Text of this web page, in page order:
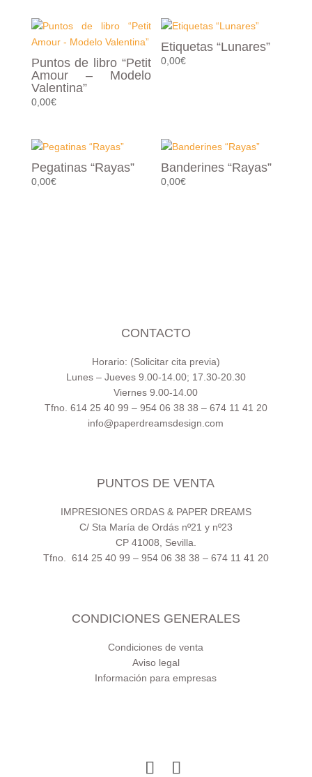
Puntos de libro “Petit
Amour – Modelo
Valentina”
0,00€
Etiquetas “Lunares”
0,00€
Pegatinas “Rayas”
0,00€
Banderines “Rayas”
0,00€
CONTACTO
Horario: (Solicitar cita previa)
Lunes – Jueves 9.00-14.00; 17.30-20.30
Viernes 9.00-14.00
Tfno. 614 25 40 99 – 954 06 38 38 – 674 11 41 20
info@paperdreamsdesign.com
PUNTOS DE VENTA
IMPRESIONES ORDAS & PAPER DREAMS
C/ Sta María de Ordás nº21 y nº23
CP 41008, Sevilla.
Tfno. 614 25 40 99 – 954 06 38 38 – 674 11 41 20
CONDICIONES GENERALES
Condiciones de venta
Aviso legal
Información para empresas